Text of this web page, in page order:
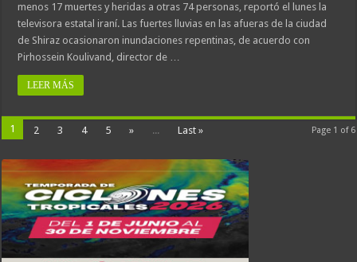
menos 17 muertes y heridas a otras 74 personas, reportó el lunes la
televisora estatal iraní. Las fuertes lluvias en las afueras de la ciudad
de Shiraz ocasionaron inundaciones repentinas, de acuerdo con
Pirhossein Koulivand, director de …
LEER MÁS
Page 1 of 6
1 2 3 4 5 » ... Last »